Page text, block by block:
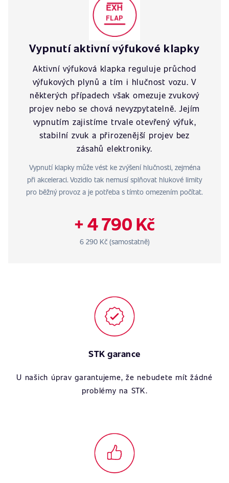
Vypnutí aktivní výfukové klapky
Aktivní výfuková klapka reguluje průchod
výfukových plynů a tím i hlučnost vozu. V
některých případech však omezuje zvukový
projev nebo se chová nevyzpytatelně. Jejím
vypnutím zajistíme trvale otevřený výfuk,
stabilní zvuk a přirozenější projev bez
zásahů elektroniky.
Vypnutí klapky může vést ke zvýšení hlučnosti, zejména
při akceleraci. Vozidlo tak nemusí splňovat hlukové limity
pro běžný provoz a je potřeba s tímto omezením počítat.
+ 4 790 Kč
6 290 Kč (samostatně)
STK garance
U našich úprav garantujeme, že nebudete mít žádné
problémy na STK.